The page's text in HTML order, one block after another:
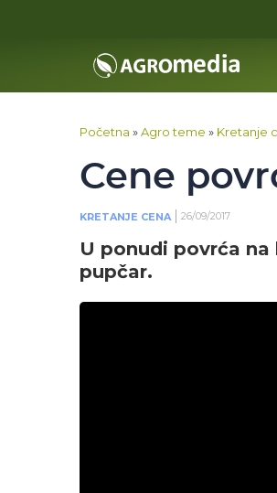
Početna »Agro teme » Kretanje
Cene
KRETANJE CENA 26/09/2017
U ponudi povrća
pupčar.